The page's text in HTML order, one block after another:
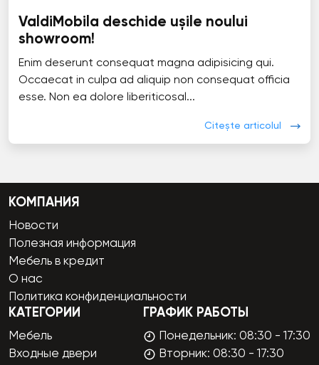
ValdiMobila deschide ușile noului
showroom!
Enim deserunt consequat magna adipisicing qui.
Occaecat in culpa ad aliquip non consequat officia
esse. Non ea dolore liberiticosal...
Citește articolul
КОМПАНИЯ
Новости
Полезная информация
Мебель в кредит
О нас
Политика конфиденциальности
КАТЕГОРИИ
Мебель
Входные двери
ГРАФИК РАБОТЫ
Понедельник: 08:30 - 17:30
Вторник: 08:30 - 17:30